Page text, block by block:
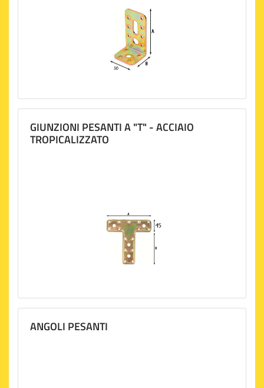
GIUNZIONI PESANTI A "T" - ACCIAIO
TROPICALIZZATO
ANGOLI PESANTI